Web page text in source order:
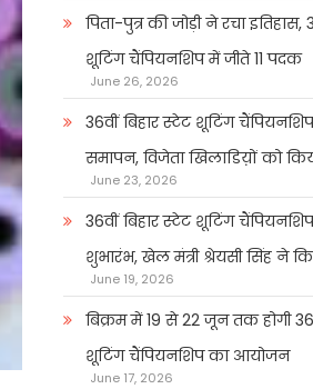
पिता-पुत्र की जोड़ी ने रचा इतिहास,
शूटिंग चैंपियनशिप में जीते 11 पदक
June 26, 2026
36वीं बिहार स्टेट शूटिंग
समापन, विजेता खिलाडिय़ों को
June 23, 2026
36वीं बिहार स्टेट शूटिंग
शुभारंभ, खेल मंत्री श्रेयसी सिंह ने
June 19, 2026
बिक्रम में 19 से 22 जून तक होगी
शूटिंग चैंपियनशिप का आयोजन
June 17, 2026